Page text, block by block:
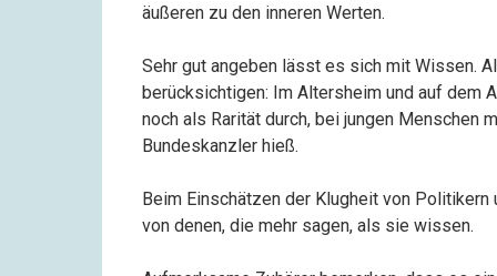
äußeren zu den inneren Werten.
Sehr gut angeben lässt es sich mit Wissen.
berücksichtigen: Im Altersheim und auf dem
noch als Rarität durch, bei jungen Menschen
Bundeskanzler hieß.
Beim Einschätzen der Klugheit von
von denen, die mehr sagen, als sie wissen.